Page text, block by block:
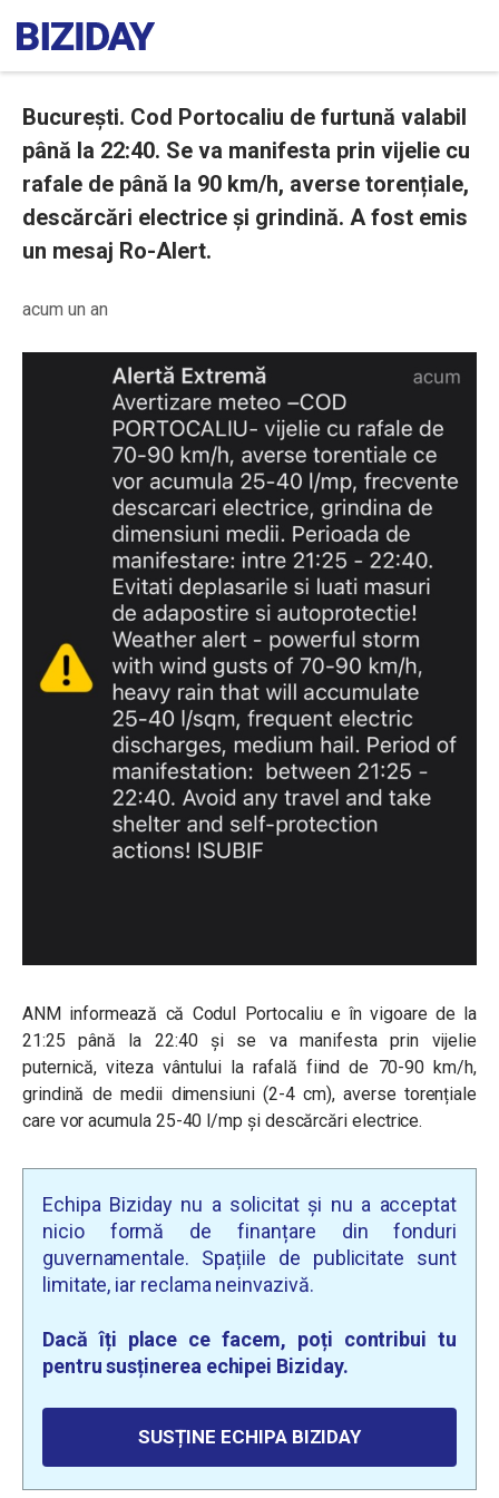
București. Cod Portocaliu de furtună valabil
până la 22:40. Se va manifesta prin vijelie cu
rafale de până la 90 km/h, averse torențiale,
descărcări electrice și grindină. A fost emis
un mesaj Ro-Alert.
acum un an
ANM informează că Codul Portocaliu e în vigoare de la
21:25 până la 22:40 și se va manifesta prin vijelie
puternică, viteza vântului la rafală fiind de 70-90 km/h,
grindină de medii dimensiuni (2-4 cm), averse torențiale
care vor acumula 25-40 l/mp și descărcări electrice.
Echipa Biziday nu a solicitat și nu a acceptat
nicio formă de finanțare din fonduri
guvernamentale. Spațiile de publicitate sunt
limitate, iar reclama neinvazivă.
Dacă îți place ce facem, poți contribui tu
pentru susținerea echipei Biziday.
SUSȚINE ECHIPA BIZIDAY